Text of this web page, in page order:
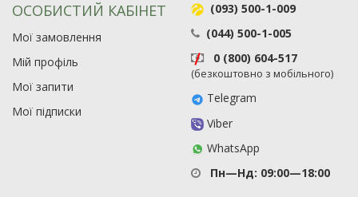
Рейтинг EXE.ua:4.6
ОСОБИСТИЙ КАБІНЕТ
Мої замовлення
Мій профіль
Мої запити
Мої підписки
(093) 500-1-009
(044) 500-1-005
0 (800) 604-517
(безкоштовно з мобільного)
Telegram
Viber
WhatsApp
Пн—Нд: 09:00—18:00